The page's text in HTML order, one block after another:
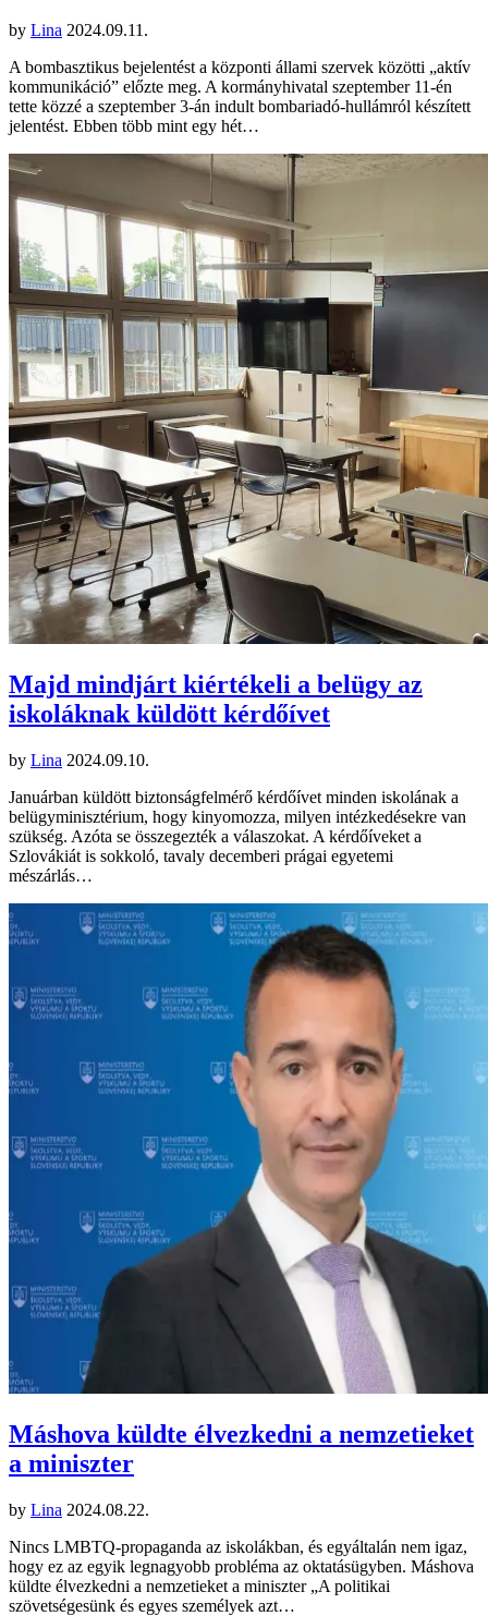
by Lina 2024.09.11.
A bombasztikus bejelentést a központi állami szervek közötti „aktív
kommunikáció” előzte meg. A kormányhivatal szeptember 11-én
tette közzé a szeptember 3-án indult bombariadó-hullámról készített
jelentést. Ebben több mint egy hét…
Majd mindjárt kiértékeli a belügy az
iskoláknak küldött kérdőívet
by Lina 2024.09.10.
Januárban küldött biztonságfelmérő kérdőívet minden iskolának a
belügyminisztérium, hogy kinyomozza, milyen intézkedésekre van
szükség. Azóta se összegezték a válaszokat. A kérdőíveket a
Szlovákiát is sokkoló, tavaly decemberi prágai egyetemi
mészárlás…
Máshova küldte élvezkedni a nemzetieket
a miniszter
by Lina 2024.08.22.
Nincs LMBTQ-propaganda az iskolákban, és egyáltalán nem igaz,
hogy ez az egyik legnagyobb probléma az oktatásügyben. Máshova
küldte élvezkedni a nemzetieket a miniszter „A politikai
szövetségesünk és egyes személyek azt…